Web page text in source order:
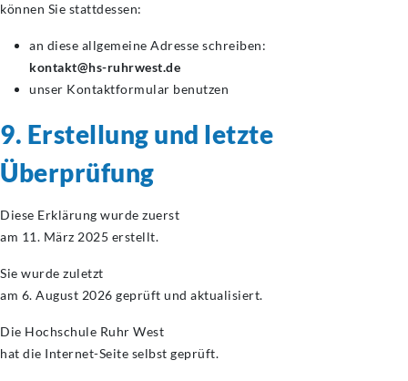
können Sie stattdessen:
an diese allgemeine Adresse schreiben:
kontakt@hs-ruhrwest.de
unser Kontaktformular benutzen
9. Erstellung und letzte
Überprüfung
Diese Erklärung wurde zuerst
am 11. März 2025 erstellt.
Sie wurde zuletzt
am 6. August 2026 geprüft und aktualisiert.
Die Hochschule Ruhr West
hat die Internet-Seite selbst geprüft.